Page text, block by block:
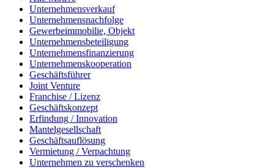
Unternehmensverkauf
Unternehmensnachfolge
Gewerbeimmobilie, Objekt
Unternehmensbeteiligung
Unternehmensfinanzierung
Unternehmenskooperation
Geschäftsführer
Joint Venture
Franchise / Lizenz
Geschäftskonzept
Erfindung / Innovation
Mantelgesellschaft
Geschäftsauflösung
Vermietung / Verpachtung
Unternehmen zu verschenken